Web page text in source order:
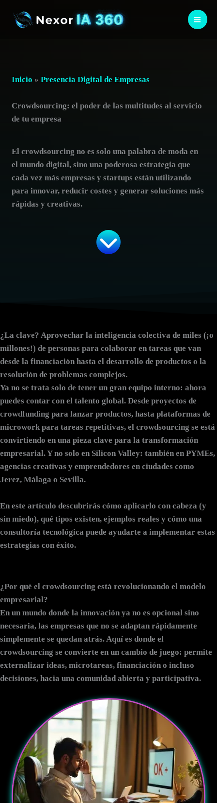
Inicio » Presencia Digital de Empresas
Crowdsourcing: el poder de las multitudes al servicio
de tu empresa
El crowdsourcing no es solo una palabra de moda en
el mundo digital, sino una poderosa estrategia que
cada vez más empresas y startups están utilizando
para innovar, reducir costes y generar soluciones más
rápidas y creativas.
¿La clave? Aprovechar la inteligencia colectiva de miles (¡o
millones!) de personas para colaborar en tareas que van
desde la financiación hasta el desarrollo de productos o la
resolución de problemas complejos.
Ya no se trata solo de tener un gran equipo interno: ahora
puedes contar con el talento global. Desde proyectos de
crowdfunding para lanzar productos, hasta plataformas de
microworkpara tareas repetitivas, el crowdsourcing se está
convirtiendo en una pieza clave para la transformación
empresarial. Y no solo en Silicon Valley: también en PYMEs,
agencias creativas y emprendedores en ciudades como
Jerez, Málaga o Sevilla.
En este artículo descubrirás cómo aplicarlo con cabeza (y
sin miedo), qué tipos existen, ejemplos reales y cómo una
consultoría tecnológica puede ayudarte a implementar estas
estrategias con éxito.
¿Por qué el crowdsourcing está revolucionando el modelo
empresarial?
En un mundo donde la innovación ya no es opcional sino
necesaria, las empresas que no se adaptan rápidamente
simplemente se quedan atrás. Aquí es donde el
crowdsourcing se convierte en un cambio de juego: permite
externalizar ideas, microtareas, financiación o incluso
decisiones, hacia una comunidad abierta y participativa.